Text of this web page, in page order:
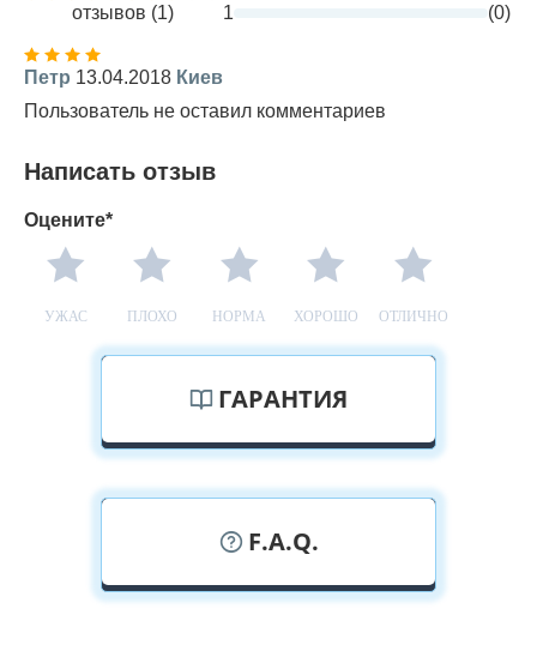
отзывов (1)
1
(0)
Петр 13.04.2018 Киев
Пользователь не оставил комментариев
Написать отзыв
Оцените*
УЖАС ПЛОХО НОРМА ХОРОШО ОТЛИЧНО
ГАРАНТИЯ
F.A.Q.